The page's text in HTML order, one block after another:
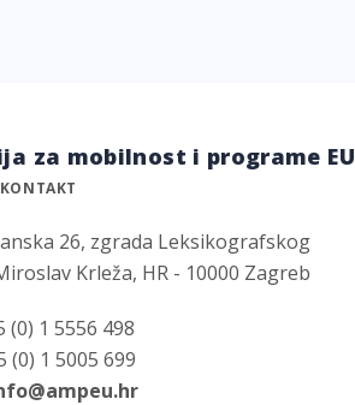
za mobilnost i programe EU
26, zgrada Leksikografskog
Krleža, HR - 10000 Zagreb
(0) 1 5556 498
(0) 1 5005 699